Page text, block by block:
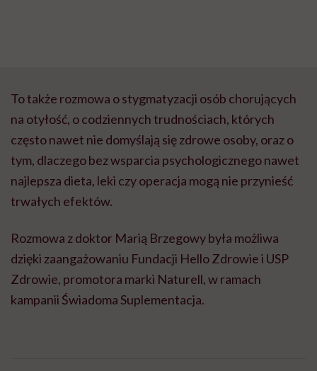
To także rozmowa o stygmatyzacji osób chorujących
na otyłość, o codziennych trudnościach, których
często nawet nie domyślają się zdrowe osoby, oraz o
tym, dlaczego bez wsparcia psychologicznego nawet
najlepsza dieta, leki czy operacja mogą nie przynieść
trwałych efektów.
Rozmowa z doktor Marią Brzegowy była możliwa
dzięki zaangażowaniu Fundacji Hello Zdrowie i USP
Zdrowie, promotora marki Naturell, w ramach
kampanii Świadoma Suplementacja.